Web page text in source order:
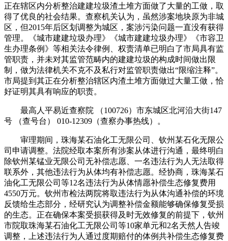
正在辖区内分析整治建建垃圾渣土堆方面做了大量的工做，取
得了优良的社会结果。查察机关认为，虽然涉案地块原为非城
区，但2015年后区划调整为城区，案涉污染问题一直没有获得
管理。《城市建建垃圾办理》《城市建建垃圾办理》《市容卫
生办理条例》等相关法令律例、权责清单已明白了市局具有监
管职责，并未对其监管范畴内的建建垃圾的构成时间做出限
制，做为法律机关不克不及私行对监管职责做出“限缩注释”。
市局提到其正在分析整治辖区内渣土堆方面做过大量工做，恰
好证明其具有响应的职责。
最高人平易近查察院 （100726）市东城区北河沿大街147
号 （查号台） 010-12309（查察办事热线）。
审理期间，珠海某石油化工无限公司、钦州某石化无限公
司申请调整。法院经取本案所有涉案从体进行沟通，最终明白
除钦州某锰业无限公司无补偿志愿、一名违法行为人无法取得
联系外，其他违法行为从体均有补偿志愿。经协商，珠海某石
油化工无限公司等12名违法行为从体情愿补偿生态修复费用
4550万元。钦州市检法两院将取违法行为从体沟通补偿的环境
反馈给生态部分，经研究认为调整补偿金额能够确保修复受损
的生态。正在确保本案受损获得及时无效修复的前提下，钦州
市院取珠海某石油化工无限公司等10家单元和2名天然人告竣
调整，上述违法行为人通过度期赔付的体例共补偿生态修复费